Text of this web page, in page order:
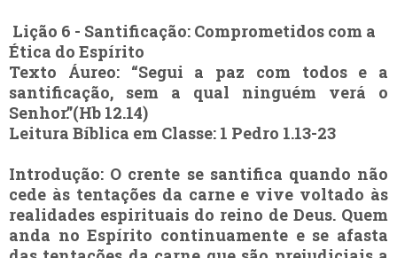
Lição 6 - Santificação: Comprometidos com a
Ética do Espírito
Texto Áureo: “Segui a paz com todos e a
santificação, sem a qual ninguém verá o
Senhor.”(Hb 12.14)
Leitura Bíblica em Classe: 1 Pedro 1.13-23
Introdução: O crente se santifica quando não
cede às tentações da carne e vive voltado às
realidades espirituais do reino de Deus. Quem
anda no Espírito continuamente e se afasta